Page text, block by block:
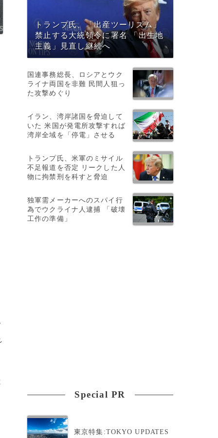
トランプ氏、「出産ツーリズム」
禁止する大統領令に署名 「出生地
主義」見直し継続へ
国連事務総長、ロシアとウク
ライナ両国を非難 民間人狙っ
た攻撃めぐり
イラン、湾岸諸国を脅迫して
いた 米国が発電所攻撃すれば
湾岸全域を「停電」させる
トランプ氏、米軍のミサイル
不足報道を否定 リークした人
物に拘禁刑を科すと脅迫
独軍需メーカーへのスパイ行
為でウクライナ人逮捕 「破壊
工作の準備」
Special PR
東京特集:TOKYO UPDATES